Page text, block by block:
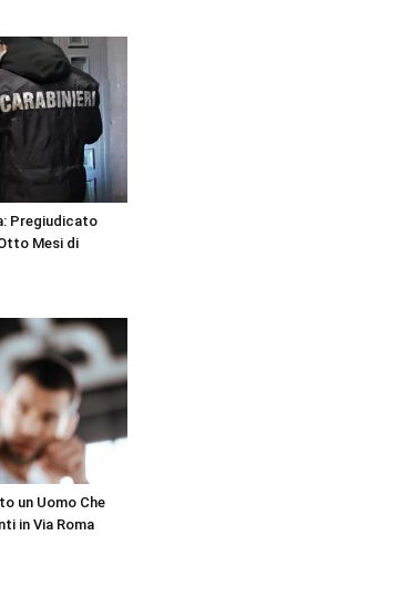
Pregiudicato
Mesi di
un Uomo Che
in Via Roma